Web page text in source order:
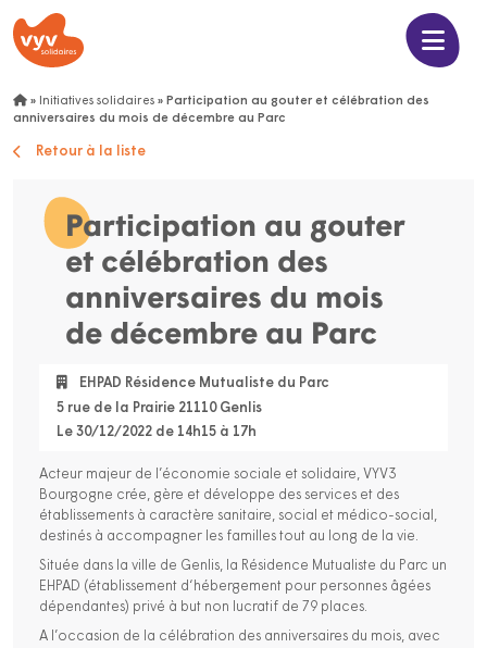
» Initiatives solidaires » Participation au gouter et célébration des
anniversaires du mois de décembre au Parc
Retour à la liste
Participation au gouter
et célébration des
anniversaires du mois
de décembre au Parc
EHPAD Résidence Mutualiste du Parc
5 rue de la Prairie 21110 Genlis
Le 30/12/2022 de 14h15 à 17h
Acteur majeur de l’économie sociale et solidaire, VYV3
Bourgogne crée, gère et développe des services et des
établissements à caractère sanitaire, social et médico-social,
destinés à accompagner les familles tout au long de la vie.
Située dans la ville de Genlis, la Résidence Mutualiste du Parc un
EHPAD (établissement d‘hébergement pour personnes âgées
dépendantes) privé à but non lucratif de 79 places.
A l’occasion de la célébration des anniversaires du mois, avec